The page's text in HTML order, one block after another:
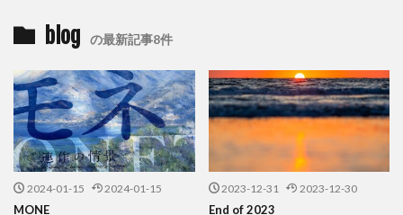
blog の最新記事8件
2024-01-15 2024-01-15
MONE
2023-12-31 2023-12-30
End of 2023